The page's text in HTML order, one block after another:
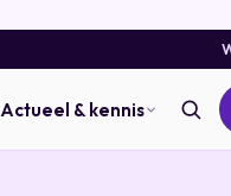
Actueel & kennis